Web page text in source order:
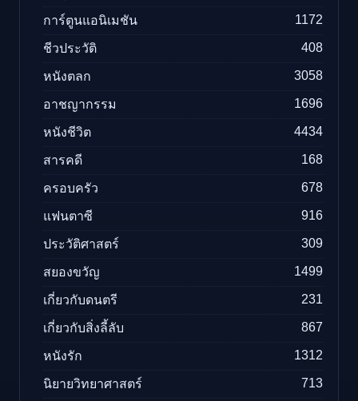
การ์ตูนแอนิเมชัน 1172
ชีวประวัติ 408
หนังตลก 3058
อาชญากรรม 1696
หนังชีวิต 4434
สารคดี 168
ครอบครัว 678
แฟนตาซี 916
ประวัติศาสตร์ 309
สยองขวัญ 1499
เกี่ยวกับดนตรี 231
เกี่ยวกับสิ่งลี้ลับ 867
หนังรัก 1312
นิยายวิทยาศาสตร์ 713